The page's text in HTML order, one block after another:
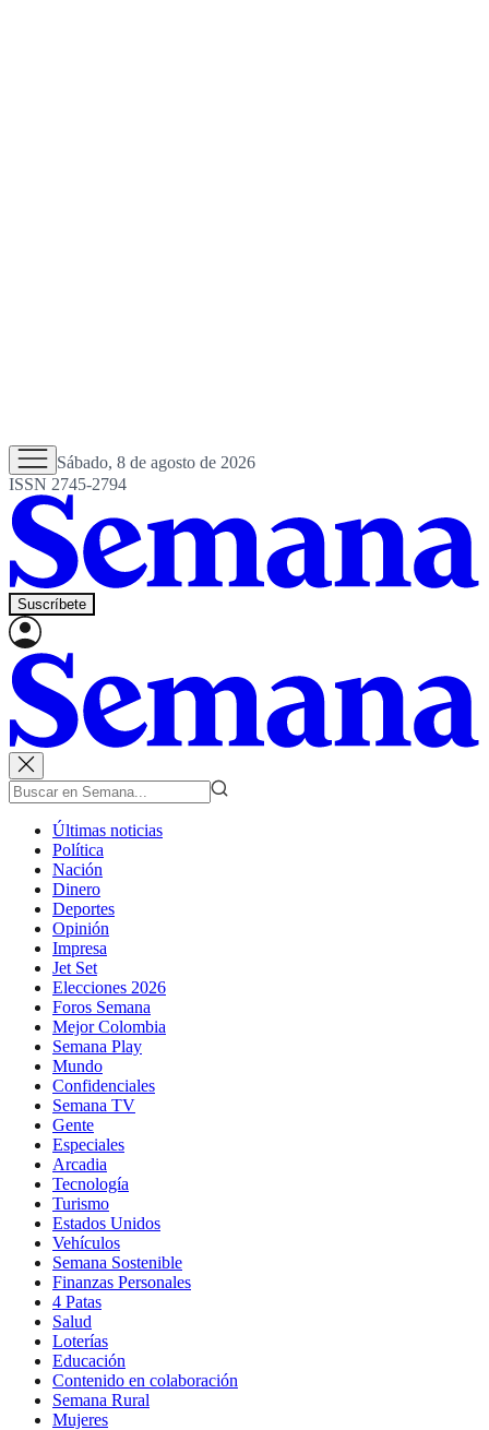
Sábado, 8 de agosto de 2026
ISSN 2745-2794
Suscríbete
Últimas noticias
Política
Nación
Dinero
Deportes
Opinión
Impresa
Jet Set
Elecciones 2026
Foros Semana
Mejor Colombia
Semana Play
Mundo
Confidenciales
Semana TV
Gente
Especiales
Arcadia
Tecnología
Turismo
Estados Unidos
Vehículos
Semana Sostenible
Finanzas Personales
4 Patas
Salud
Loterías
Educación
Contenido en colaboración
Semana Rural
Mujeres